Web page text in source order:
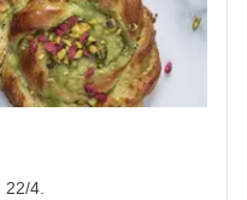
22/4.